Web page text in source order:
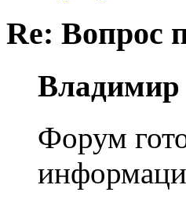
Re: Вопрос
Форум